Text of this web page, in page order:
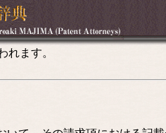
れます。